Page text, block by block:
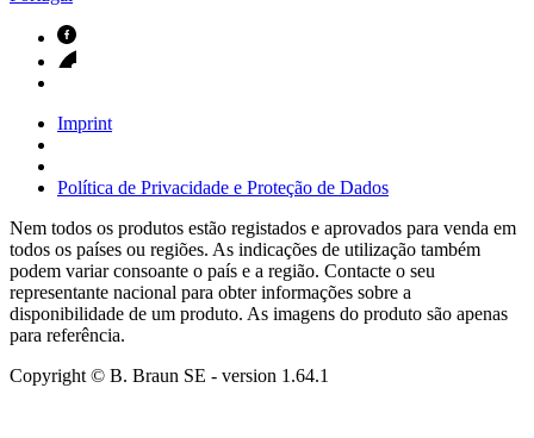
Imprint
Política de Privacidade e Proteção de Dados
Nem todos os produtos estão registados e aprovados para venda em
todos os países ou regiões. As indicações de utilização também
podem variar consoante o país e a região. Contacte o seu
representante nacional para obter informações sobre a
disponibilidade de um produto. As imagens do produto são apenas
para referência.
Copyright © B. Braun SE - version 1.64.1